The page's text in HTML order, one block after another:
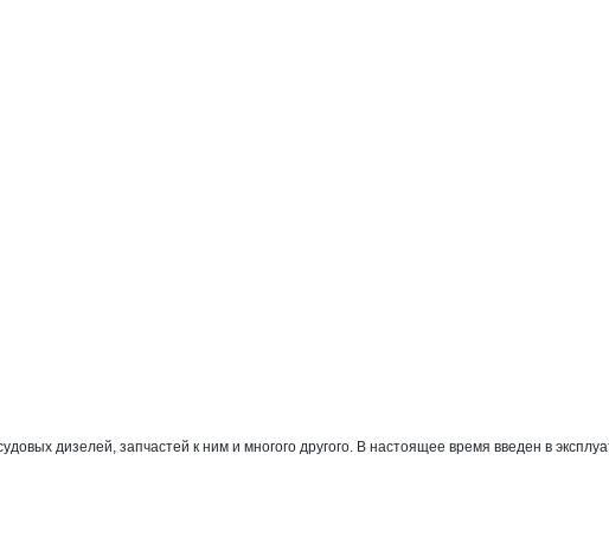
дизелей, запчастей к ним и многого другого. В настоящее время введен в